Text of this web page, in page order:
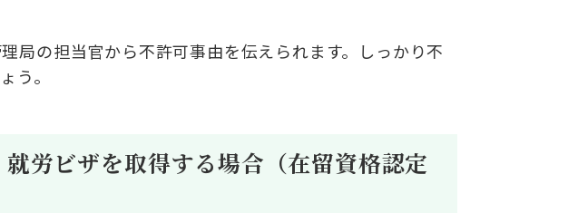
局の担当官から不許可事由を伝えられます。しっかり不
う。
労ビザを取得する場合 （在留資格認定